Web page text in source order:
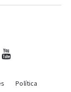
Política